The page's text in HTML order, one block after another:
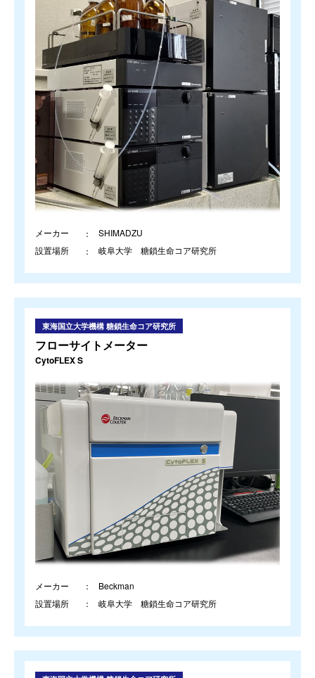
メーカー
SHIMADZU
設置場所
岐阜大学 糖鎖生命コア研究所
東海国立大学機構 糖鎖生命コア研究所
フローサイトメーター
CytoFLEX S
メーカー
Beckman
設置場所
岐阜大学 糖鎖生命コア研究所